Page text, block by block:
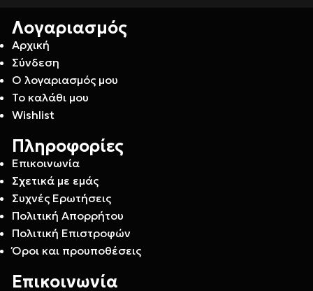
Λογαριασμός
Αρχική
Σύνδεση
Ο λογαριασμός μου
Το καλάθι μου
Wishlist
Πληροφορίες
Επικοινωνία
Σχετικά με εμάς
Συχνές Ερωτήσεις
Πολιτική Απορρήτου
Πολιτική Επιστροφών
Όροι και προυποθέσεις
Επικοινωνία